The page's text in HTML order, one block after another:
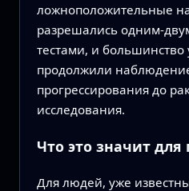
ложноположительные
разрешались одним-
тестами, и большинство
продолжили
прогрессирования до
исследования.
Что это значит
Для людей, уже